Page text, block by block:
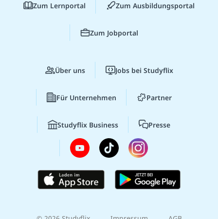
Zum Lernportal Zum Ausbildungsportal
Zum Jobportal
Über uns Jobs bei Studyflix
Für Unternehmen Partner
Studyflix Business Presse